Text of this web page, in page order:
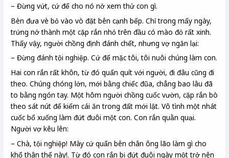
– Đừng vứt, cứ để cho nó nở xem thử con gì.
Bèn đưa vè bỏ vào vò đặt bên cạnh bếp. Chỉ trong mấy ngày,
trứng nở thành một cặp rắn nhỏ trên đầu có mào đỏ rất xinh.
Thấy vậy, người chồng định đánh chết, nhưng vợ ngăn lại:
– Đừng đánh tội nghiệp. Cứ để mặc tôi, tôi nuôi chúng làm con.
Hai con rắn rất khôn, từ đó quấn quít với người, đi đâu cũng đi
theo. Chúng chóng lớn, mới bằng chiếc đũa, chẳng bao lâu đã
to bằng ngón tay. Một hôm người chồng cuốc vườn, cặp rắn bò
theo sát nút để kiếm cái ăn trong đất mới lật. Vô tình một nhát
cuốc bổ xuống làm đứt đuôi một con. Con rắn quằn quại.
Người vợ kêu lên:
– Chà, tội nghiệp! Mày cứ quẩn bên chân ông lão làm gì cho
khổ thân thế này!. Từ đó con rắn bị đứt đuôi ngày một trở nên